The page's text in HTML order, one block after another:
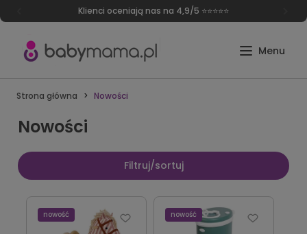
Klienci oceniają nas na 4,9/5 ⭐⭐⭐⭐⭐
Strona główna Nowości
Nowości
Filtruj/sortuj
nowość nowość